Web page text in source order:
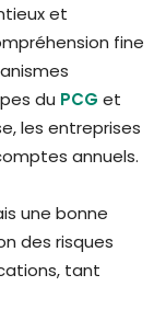
et
fine
du PCG et
les entreprises
annuels.
une bonne
des risques
tant